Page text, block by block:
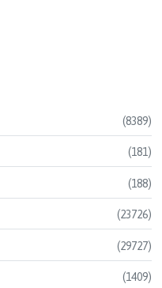
(8389)
(181)
(188)
(23726)
(29727)
(1409)